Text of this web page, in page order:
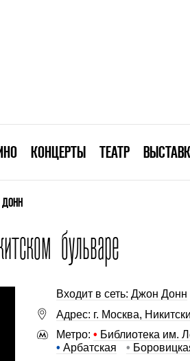
КОНЦЕРТЫ ТЕАТР
бульваре
Входит в сеть: Джон Донн
Адрес: г. Москва,
Метро: • Библиотека им.
• Арбатская •